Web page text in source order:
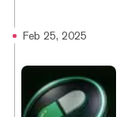
Feb 25, 2025